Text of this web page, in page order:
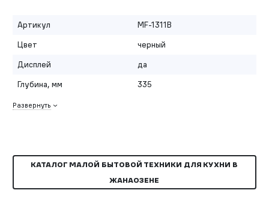
Артикул
MF-1311B
Цвет
черный
Дисплей
да
Глубина, мм
335
Развернуть
КАТАЛОГ МАЛОЙ БЫТОВОЙ ТЕХНИКИ ДЛЯ КУХНИ В
ЖАНАОЗЕНЕ